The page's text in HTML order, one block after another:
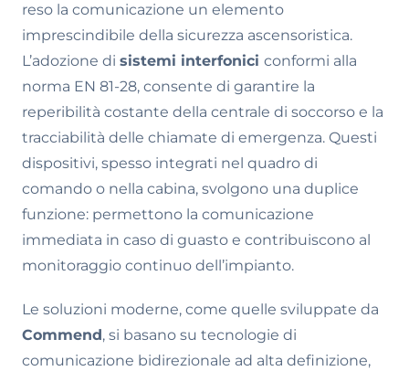
reso la comunicazione un elemento
imprescindibile della sicurezza ascensoristica.
L’adozione di sistemi interfonici conformi alla
norma EN 81-28, consente di garantire la
reperibilità costante della centrale di soccorso e la
tracciabilità delle chiamate di emergenza. Questi
dispositivi, spesso integrati nel quadro di
comando o nella cabina, svolgono una duplice
funzione: permettono la comunicazione
immediata in caso di guasto e contribuiscono al
monitoraggio continuo dell’impianto.
Le soluzioni moderne, come quelle sviluppate da
Commend, si basano su tecnologie di
comunicazione bidirezionale ad alta definizione,